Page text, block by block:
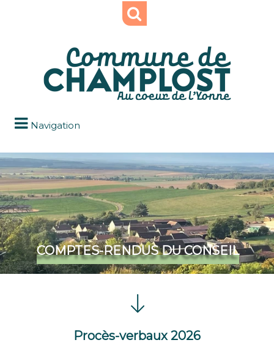
Navigation
COMPTES-RENDUS DU CONSEIL
Procès-verbaux 2026